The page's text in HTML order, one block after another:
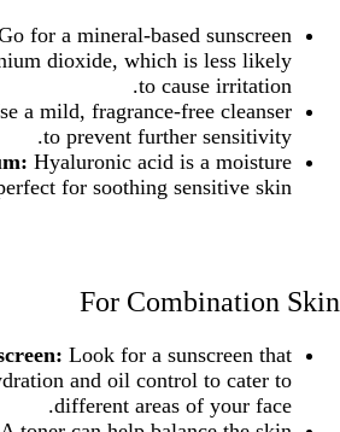
for a mineral-based sunscreen
dioxide, which is less likely
to cause irritation.
a mild, fragrance-free cleanser
to prevent further sensitivity.
Hyaluronic acid is a moisture
for soothing sensitive skin.
For Combination Skin
Look for a sunscreen that
and oil control to cater to
different areas of your face.